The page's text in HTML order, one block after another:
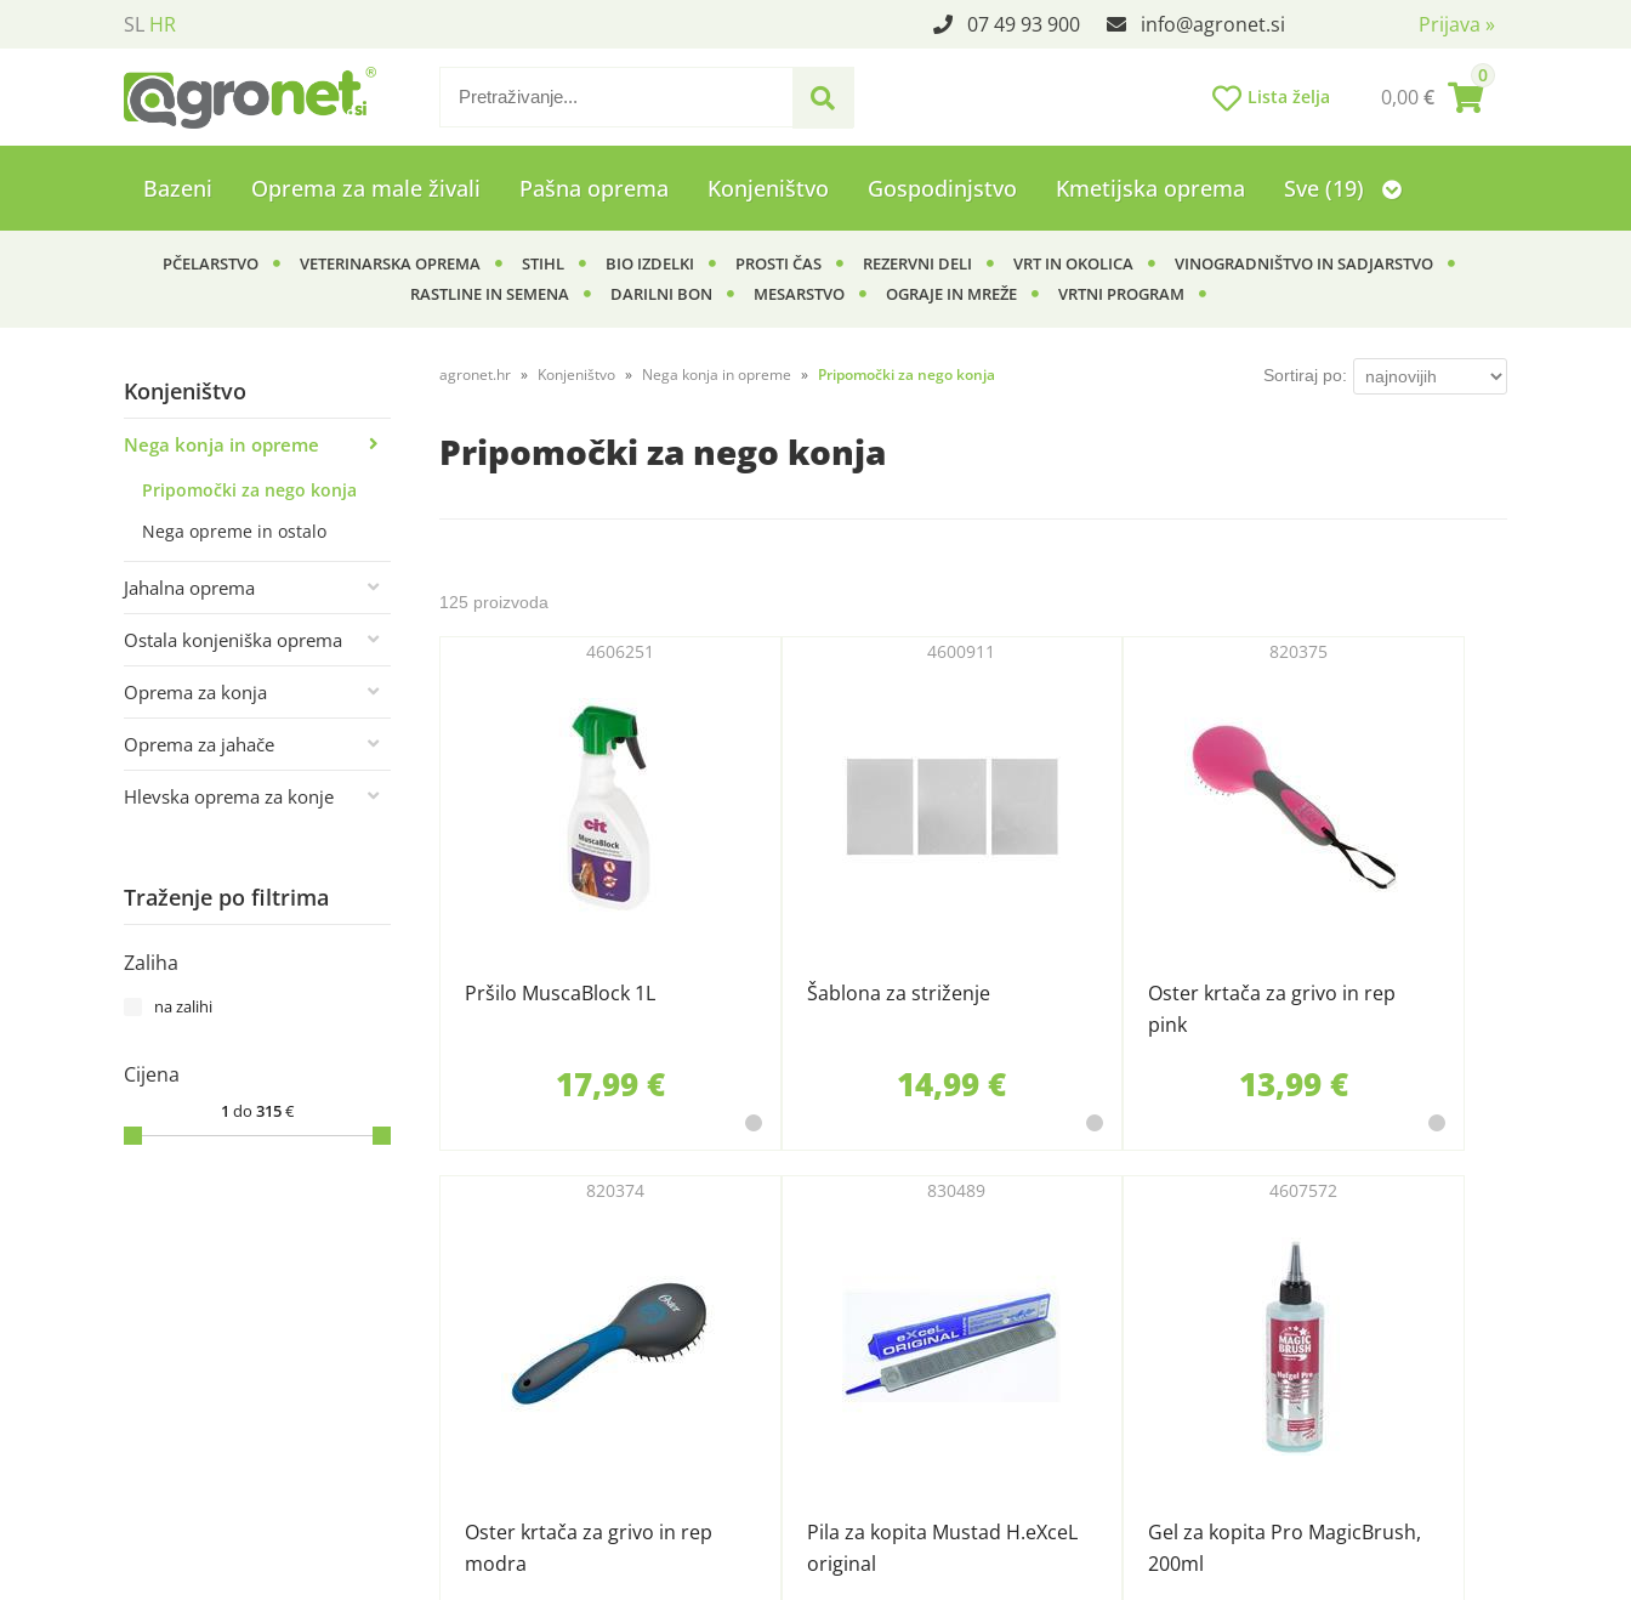
SL HR Prijava »
07 49 93 900 info agronet.si
0
0,00€
Lista želja
Bazeni Oprema za male živali Pašna oprema Konjeništvo Gospodinjstvo Kmetijska oprema Sve (19)
PČELARSTVO VETERINARSKA OPREMA STIHL BIO IZDELKI PROSTI ČAS REZERVNI DELI VRT IN OKOLICA
VINOGRADNIŠTVO IN SADJARSTVO
RASTLINE IN SEMENA
DARILNI BON MESARSTVO OGRAJE IN MREŽE VRTNI PROGRAM
Konjeništvo
Nega konja in opreme
Pripomočki za nego konja
Nega opreme in ostalo
Jahalna oprema
Ostala konjeniška oprema
Oprema za konja
Oprema za jahače
Hlevska oprema za konje
Traženje po filtrima
Zaliha
na zalihi
Cijena
1 do 315€
agronet.hr Konjeništvo Nega konja in opreme Pripomočki za nego konja Sortiraj po:
Pripomočki za nego konja
125 proizvoda
Pršilo MuscaBlock 1L
4606251
17,99 €
Šablona za striženje
4600911
14,99 €
Oster krtača za grivo in rep
pink
820375
13,99 €
Oster krtača za grivo in rep
modra
820374
Pila za kopita Mustad H.eXceL
original
830489
Gel za kopita Pro MagicBrush,
200ml
4607572